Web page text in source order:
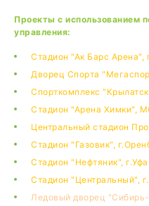
Проекты с использованием
управления:
Стадион "Ак Барс Арена",
Дворец Спорта
Спорткомплекс
Стадион "Арена Химки",
Центральный стадион
Стадион "Газовик",
Стадион "Нефтяник", г.Уфа
Стадион "Центральный",
Ледовый дворец